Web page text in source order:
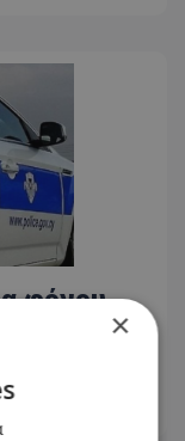
φόνου -
ο
×